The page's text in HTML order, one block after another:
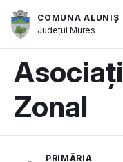
COMUNA ALUNIȘ
JudețulMureș
Zonal
PRIMĂRIA